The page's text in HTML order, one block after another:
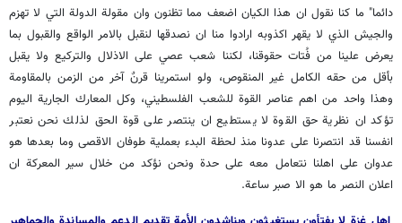
دائما" ما كنا نقول ان هذا الكيان اضعف مما تظنون وان مقولة الدولة التي لا تهزم
والجيش الذي لا يقهر اكذوبه ارادوا منا ان نصدقها لنقبل بالامر الواقع والقبول بما
يعرض علينا من فُتات حقوقنا، لكننا شعب عصي على الاذلال والتركيع ولا يقبل
بأقل من حقه الكامل غير المنقوص، ولو استمرينا قرنٌ آخر من الزمن بالمقاومة
وهذا واحد من اهم عناصر القوة للشعب الفلسطيني، وكل المعارك الجارية اليوم
تؤكد ان نظرية حق القوة لا يستطيع ان ينتصر على قوة الحق لذلك نحن نعتبر
انفسنا قد انتصرنا على عدونا منذ لحظة البدء بعملية طوفان الاقصى وما بعدها هو
عدوان على اهلنا نتعامل معه على حدة ونحن نؤكد من خلال سير المعركة ان
اعلان النصر ما هو الا صبر ساعة.